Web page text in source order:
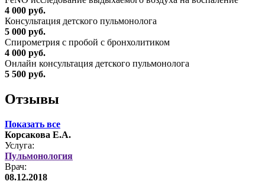
4 000 руб.
Консультация детского пульмонолога
5 000 руб.
Спирометрия с пробой с бронхолитиком
4 000 руб.
Онлайн консультация детского пульмонолога
5 500 руб.
Отзывы
Показать все
Корсакова Е.А.
Услуга:
Пульмонология
Врач:
08.12.2018